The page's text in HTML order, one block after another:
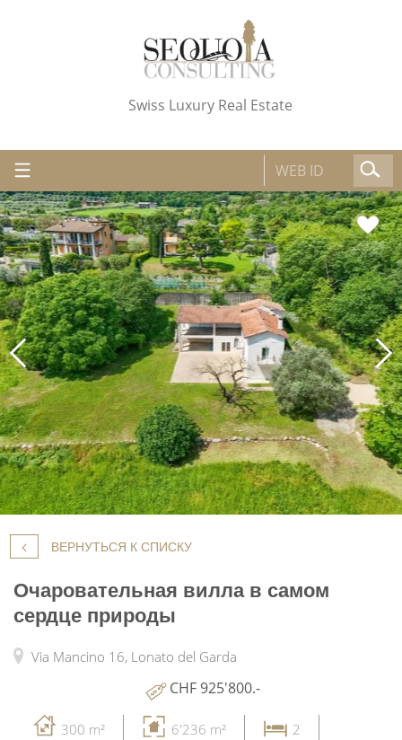
Swiss Luxury Real Estate
ВЕРНУТЬСЯ К СПИСКУ
Очаровательная вилла в самом
сердце природы
Via Mancino 16, Lonato del Garda
CHF 925'800.-
300 m² 6'236 m² 2